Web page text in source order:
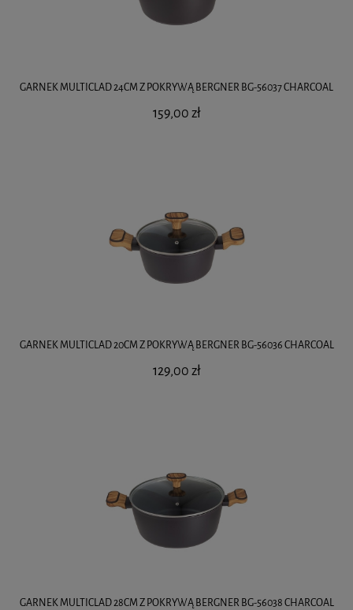
GARNEK MULTICLAD 24CM Z POKRYWĄ BERGNER BG-56037 CHARCOAL
159,00 zł
GARNEK MULTICLAD 20CM Z POKRYWĄ BERGNER BG-56036 CHARCOAL
129,00 zł
GARNEK MULTICLAD 28CM Z POKRYWĄ BERGNER BG-56038 CHARCOAL